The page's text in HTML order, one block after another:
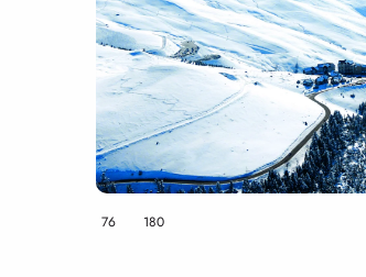
76 180